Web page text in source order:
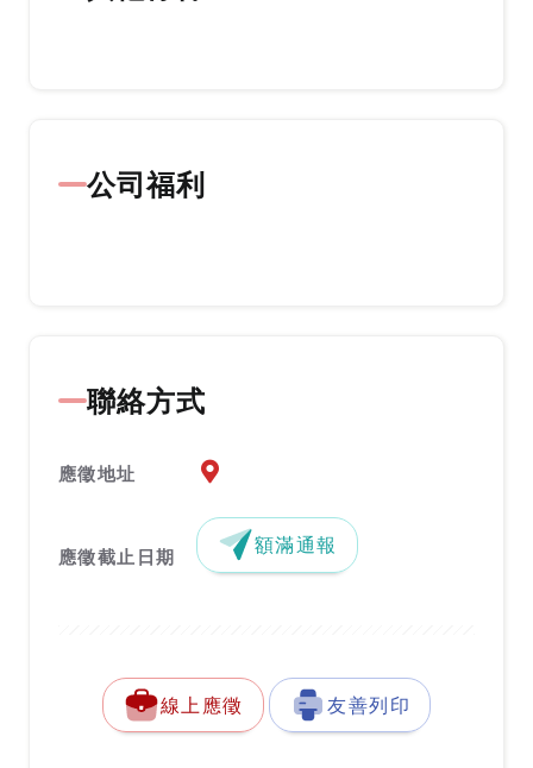
公司福利
聯絡方式
應徵地址 應徵地址地圖『另開新視窗』
應徵截止日期 額滿通報
線上應徵 友善列印